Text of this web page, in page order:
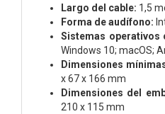
Largo del cable: 1,5
Forma de audífono:
Sistemas operativos
Windows 10; macOS;
Dimensiones
x 67 x 166 mm
Dimensiones del
210 x 115 mm